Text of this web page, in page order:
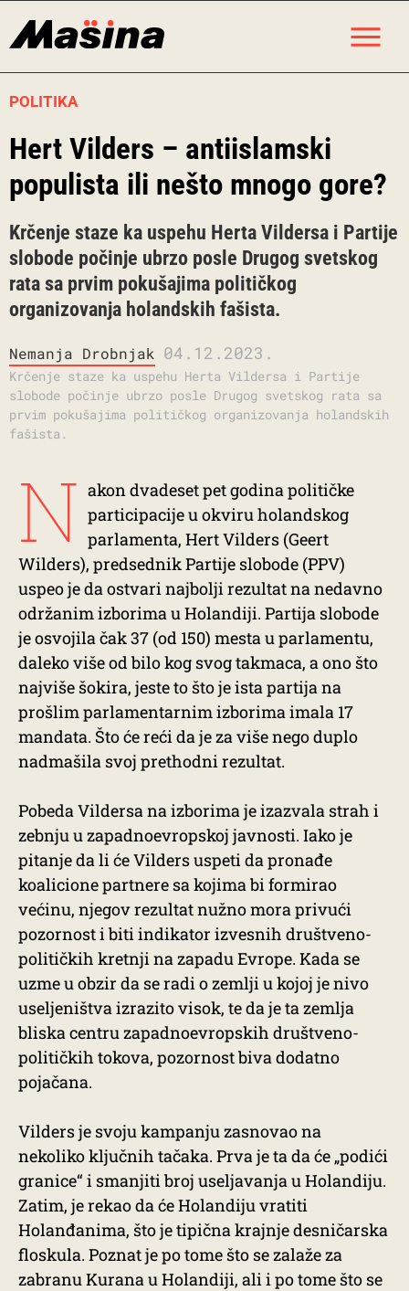
POLITIKA
Hert Vilders – antiislamski
populista ili nešto mnogo gore?
Krčenje staze ka uspehu Herta Vildersa i Partije
slobode počinje ubrzo posle Drugog svetskog
rata sa prvim pokušajima političkog
organizovanja holandskih fašista.
Nemanja Drobnjak 04.12.2023.
Krčenje staze ka uspehu Herta Vildersa i Partije
slobode počinje ubrzo posle Drugog svetskog rata sa
prvim pokušajima političkog organizovanja holandskih
fašista.
N akon dvadeset pet godina političke
participacije u okviru holandskog
parlamenta, Hert Vilders (Geert
Wilders), predsednik Partije slobode (PPV)
uspeo je da ostvari najbolji rezultat na nedavno
održanim izborima u Holandiji. Partija slobode
je osvojila čak 37 (od 150) mesta u parlamentu,
daleko više od bilo kog svog takmaca, a ono što
najviše šokira, jeste to što je ista partija na
prošlim parlamentarnim izborima imala 17
mandata. Što će reći da je za više nego duplo
nadmašila svoj prethodni rezultat.
Pobeda Vildersa na izborima je izazvala strah i
zebnju u zapadnoevropskoj javnosti. Iako je
pitanje da li će Vilders uspeti da pronađe
koalicione partnere sa kojima bi formirao
većinu, njegov rezultat nužno mora privući
pozornost i biti indikator izvesnih društveno-
političkih kretnji na zapadu Evrope. Kada se
uzme u obzir da se radi o zemlji u kojoj je nivo
useljeništva izrazito visok, te da je ta zemlja
bliska centru zapadnoevropskih društveno-
političkih tokova, pozornost biva dodatno
pojačana.
Vilders je svoju kampanju zasnovao na
nekoliko ključnih tačaka. Prva je ta da će „podići
granice“ i smanjiti broj useljavanja u Holandiju.
Zatim, je rekao da će Holandiju vratiti
Holanđanima, što je tipična krajnje desničarska
floskula. Poznat je po tome što se zalaže za
zabranu Kurana u Holandiji, ali i po tome što se